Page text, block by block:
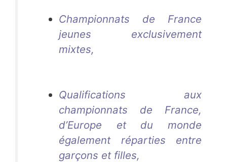
Championnats de France
jeunes exclusivement
mixtes,
Qualifications aux
championnats de France,
d’Europe et du monde
également réparties entre
garçons et filles,